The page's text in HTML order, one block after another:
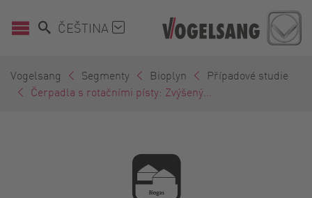
ČEŠTINA
Vogelsang Segmenty Bioplyn
Případové studie
Čerpadla s rotačními písty: Zvýšený...